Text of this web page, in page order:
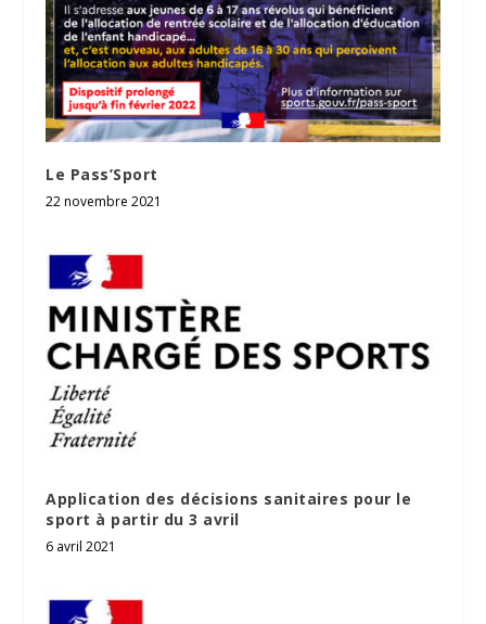
Le Pass’Sport
22 novembre 2021
Application des décisions sanitaires pour le
sport à partir du 3 avril
6 avril 2021